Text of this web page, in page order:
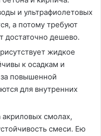
и ультрафиолетовых
а потому требуют
достаточно дешево.
жидкое
к осадкам и
повышенной
для внутренних
смолах,
смеси. Ею